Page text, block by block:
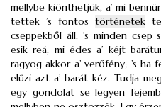
mellybe kiönthetjük, a’ mi
tettek ’s fontos történetek
cseppekből áll, ’s minden
esik reá, mi édes a’ kéjt
ragyog akkor a’ verőfény; ’s ha
elűzi azt a’ barát kéz. Tudja-
egy gondolat se legyen